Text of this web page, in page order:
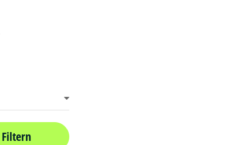
Filtern